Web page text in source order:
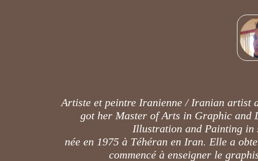
Artiste et peintre Iranienne / Iranian artist
got her Master of Arts in Graphic and
Illustration and Painting in
née en 1975 à Téhéran en Iran. Elle a
commencé à enseigner le